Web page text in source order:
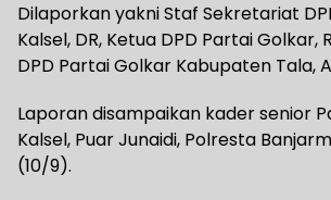
Dilaporkan yakni Staf Sekretariat
Kalsel, DR, Ketua DPD Partai Golkar,
DPD Partai Golkar Kabupaten Tala,
Laporan disampaikan kader senior
Kalsel, Puar Junaidi, Polresta
(10/9).